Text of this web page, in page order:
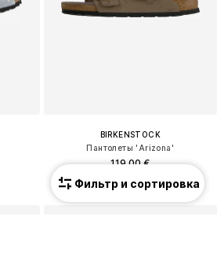
BIRKENSTOCK
Пантолеты 'Arizona'
119,00 €
Фильтр и сортировка